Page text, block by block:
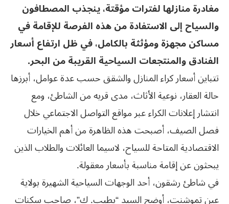
مغادرة منازلها لفترات مؤقتة، ينجذب المصطافون
والسياح إلى الاستفادة من هذه الفرصة للإقامة في
مساكن مجهزة ومؤثثة بالكامل، في ظل ارتفاع أسعار
الفنادق والمنتجعات السياحية القريبة من البحر.
تتباين أسعار كراء المنازل والشقق حسب عدة عوامل، أبرزها
حالة العقار، نوعية الأثاث، مدى قربه من الشاطئ، ومع
انتشار إعلانات الكراء عبر مواقع التواصل الاجتماعي خلال
فصل الصيف، أصبحت هذه الظاهرة من أهم الخيارات
الاقتصادية المتاحة للسياح، لاسيما العائلات والطلاب الذين
يبحثون عن إقامة مناسبة بأسعار معقولة.
في شاطئ رشقون، أحد الوجهات السياحية الشهيرة بولاية
عين تموشنت، أوضح السيد “بطيب. ك”، صاحب سكنات